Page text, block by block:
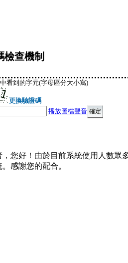
檢查機制
看到的字元(字母區分大小寫)
更換驗證碼
播放圖檔聲音
，您好！由於目前系統使用人數眾
感謝您的配合。